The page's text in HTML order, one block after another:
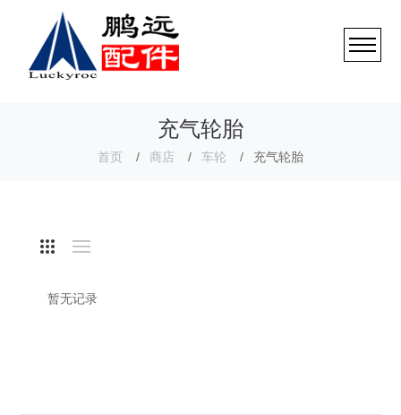
充气轮胎
首页 商店 车轮 充气轮胎
暂无记录